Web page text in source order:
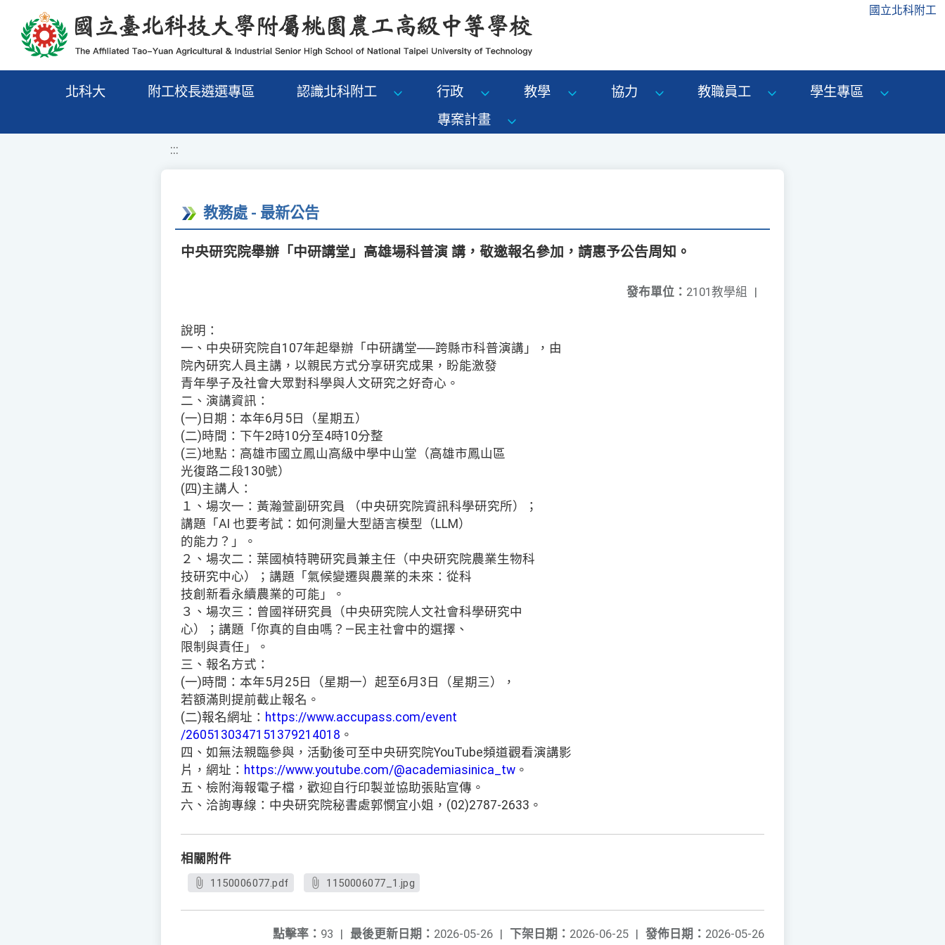
移至網頁之主要內容區位置 國立北科附工
北科大 附工校長遴選專區 認識北科附工 行政 教學 協力 教職員工
學生專區
專案計畫
:::
教務處 - 最新公告
中央研究院舉辦「中研講堂」高雄場科普演 講，敬邀報名參加，請惠予公告周知。
發布單位： 2101教學組 |
說明：
一、中央研究院自107年起舉辦「中研講堂──跨縣市科普演講」，由
院內研究人員主講，以親民方式分享研究成果，盼能激發
青年學子及社會大眾對科學與人文研究之好奇心。
二、演講資訊：
(一)日期：本年6月5日（星期五）
(二)時間：下午2時10分至4時10分整
(三)地點：高雄市國立鳳山高級中學中山堂（高雄市鳳山區
光復路二段130號）
(四)主講人：
１、場次一：黃瀚萱副研究員 （中央研究院資訊科學研究所）；
講題「AI 也要考試：如何測量大型語言模型（LLM）
的能力？」。
２、場次二：葉國楨特聘研究員兼主任（中央研究院農業生物科
技研究中心）；講題「氣候變遷與農業的未來：從科
技創新看永續農業的可能」。
３、場次三：曾國祥研究員（中央研究院人文社會科學研究中
心）；講題「你真的自由嗎？—民主社會中的選擇、
限制與責任」。
三、報名方式：
(一)時間：本年5月25日（星期一）起至6月3日（星期三），
若額滿則提前截止報名。
(二)報名網址： https://www.accupass.com/event
/2605130347151379214018 。
四、如無法親臨參與，活動後可至中央研究院YouTube頻道觀看演講影
片，網址： https://www.youtube.com/@academiasinica_tw 。
五、檢附海報電子檔，歡迎自行印製並協助張貼宣傳。
六、洽詢專線：中央研究院秘書處郭憫宜小姐，(02)2787-2633。
相關附件
1150006077.pdf 1150006077_1.jpg
發佈日期： 2026-05-26
下架日期： 2026-06-25 |
最後更新日期： 2026-05-26 |
點擊率： 93 |